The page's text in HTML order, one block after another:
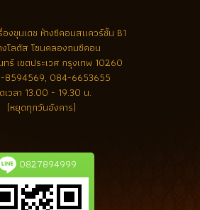
งขุนเดช ห้างซีคอนสแควร์ชั้น B1
งโลตัส โซนคลองถมซีคอน
ร์ เขตประเวศ กรุงเทพ 10260
8594569, 084-6653655
เวลา 13.00 - 19.30 น.
(หยุดทุกวันอังคาร)
0827894999